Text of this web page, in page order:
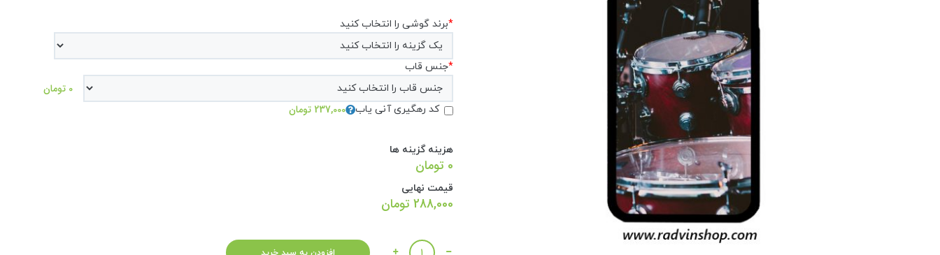
*برند گوشی را انتخاب کنید
*جنس قاب
0 تومان
کد رهگیری آنی یاب 237,000 تومان
هزینه گزینه ها
0 تومان
قیمت نهایی
288,000 تومان
تعداد